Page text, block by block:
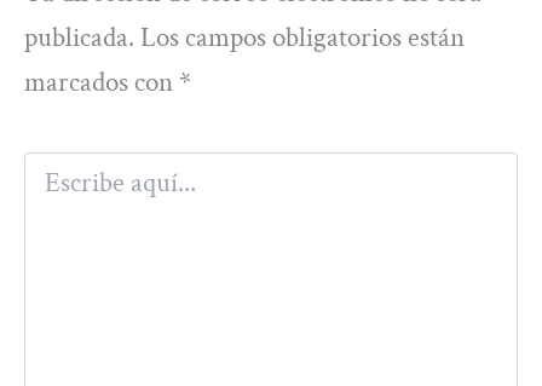
publicada. Los campos obligatorios están
marcados con *
aquí...